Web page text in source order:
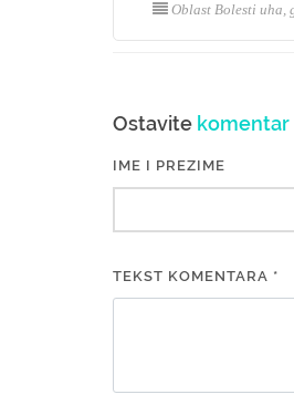
Oblast Bolesti uha,
Ostavite komentar
IME I PREZIME
TEKST KOMENTARA *